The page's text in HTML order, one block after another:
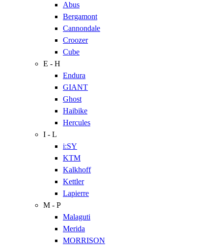
Abus
Bergamont
Cannondale
Croozer
Cube
E - H
Endura
GIANT
Ghost
Haibike
Hercules
I - L
i:SY
KTM
Kalkhoff
Kettler
Lapierre
M - P
Malaguti
Merida
MORRISON